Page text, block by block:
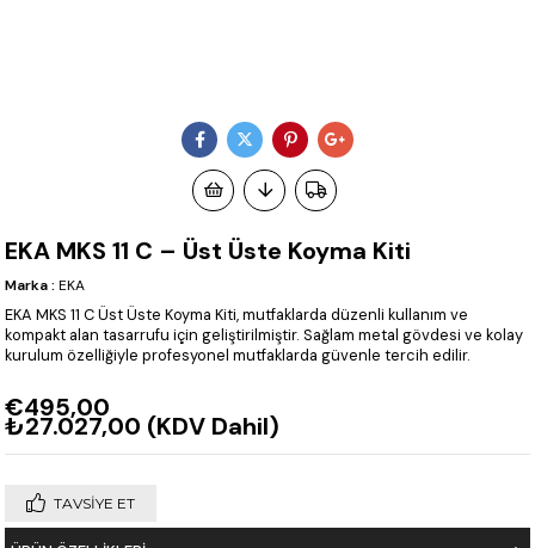
EKA MKS 11 C – Üst Üste Koyma Kiti
Marka : EKA
EKA MKS 11 C Üst Üste Koyma Kiti, mutfaklarda düzenli kullanım ve
kompakt alan tasarrufu için geliştirilmiştir. Sağlam metal gövdesi ve kolay
kurulum özelliğiyle profesyonel mutfaklarda güvenle tercih edilir.
€495,00
₺27.027,00 (KDV Dahil)
TAVSIYE ET